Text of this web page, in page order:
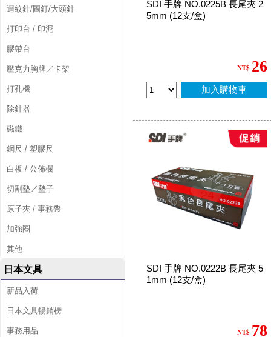
迴紋針/圖釘/大頭針
打印台 / 印泥
膠帶台
壓克力胸牌／卡架
打孔機
除針器
磁鐵
鋼尺 / 塑膠尺
白板 / 公佈欄
切割墊／墊子
原子夾 / 事務帶
加強圈
其他
日本文具
新品入荷
日本文具暢銷榜
事務用品
SDI 手牌 NO.0225B 長尾夾 2
5mm (12支/盒)
NT$ 26
加入購物車
SDI 手牌 NO.0222B 長尾夾 5
1mm (12支/盒)
NT$ 78